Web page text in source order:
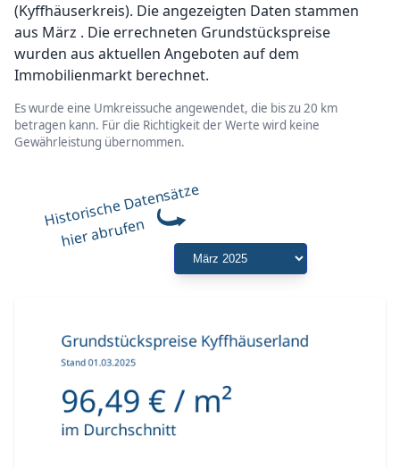
(Kyffhäuserkreis). Die angezeigten Daten stammen
aus März . Die errechneten Grundstückspreise
wurden aus aktuellen Angeboten auf dem
Immobilienmarkt berechnet.
Es wurde eine Umkreissuche angewendet, die bis zu 20 km
betragen kann. Für die Richtigkeit der Werte wird keine
Gewährleistung übernommen.
Historische Datensätze
hier abrufen